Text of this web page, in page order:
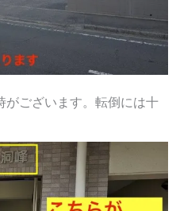
ございます。転倒には十